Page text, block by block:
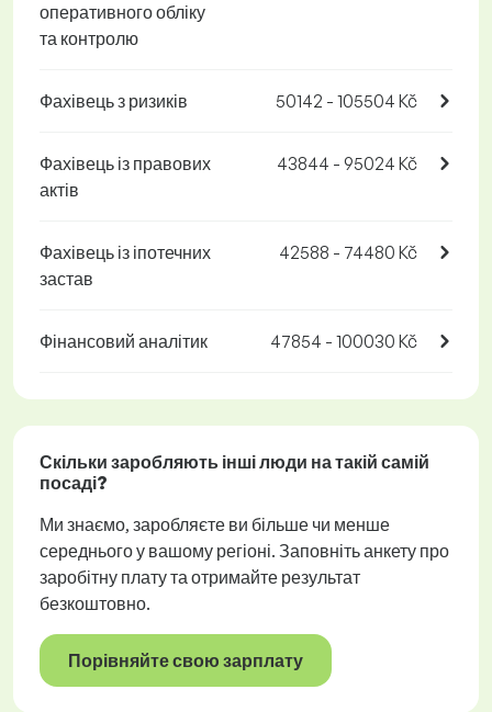
оперативного обліку
та контролю
Фахівець з ризиків 50142 - 105504 Kč
Фахівець із правових
актів
43844 - 95024 Kč
Фахівець із іпотечних
застав
42588 - 74480 Kč
Фінансовий аналітик 47854 - 100030 Kč
Скільки заробляють інші люди на такій самій
посаді?
Ми знаємо, заробляєте ви більше чи менше
середнього у вашому регіоні. Заповніть анкету про
заробітну плату та отримайте результат
безкоштовно.
Порівняйте свою зарплату